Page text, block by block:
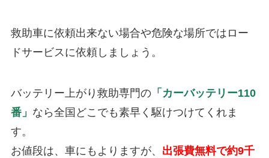
救助車に依頼出来ない場合や危険な場所ではロー
ドサービスに依頼しましょう。
バッテリー上がり救助専門の「カーバッテリー110
番」 なら全国どこでも素早く駆けつけてくれま
す。
お値段は、車にもよりますが、 出張費無料で約9千